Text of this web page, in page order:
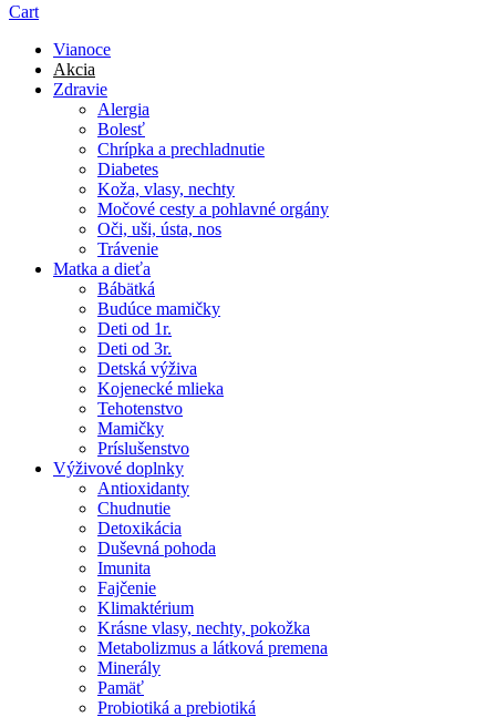
Cart
Vianoce
Akcia
Zdravie
Alergia
Bolesť
Chrípka a prechladnutie
Diabetes
Koža, vlasy, nechty
Močové cesty a pohlavné orgány
Oči, uši, ústa, nos
Trávenie
Matka a dieťa
Bábätká
Budúce mamičky
Deti od 1r.
Deti od 3r.
Detská výživa
Kojenecké mlieka
Tehotenstvo
Mamičky
Príslušenstvo
Výživové doplnky
Antioxidanty
Chudnutie
Detoxikácia
Duševná pohoda
Imunita
Fajčenie
Klimaktérium
Krásne vlasy, nechty, pokožka
Metabolizmus a látková premena
Minerály
Pamäť
Probiotiká a prebiotiká